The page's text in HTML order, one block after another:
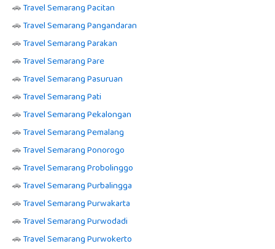
🚗Travel Semarang Pacitan
🚗Travel Semarang Pangandaran
🚗Travel Semarang Parakan
🚗Travel Semarang Pare
🚗Travel Semarang Pasuruan
🚗Travel Semarang Pati
🚗Travel Semarang Pekalongan
🚗Travel Semarang Pemalang
🚗Travel Semarang Ponorogo
🚗Travel Semarang Probolinggo
🚗Travel Semarang Purbalingga
🚗Travel Semarang Purwakarta
🚗Travel Semarang Purwodadi
🚗Travel Semarang Purwokerto